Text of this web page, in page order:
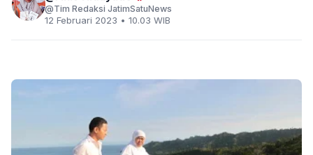
Tim Redaksi JatimSatuNews
12 Februari 2023 • 10.03 WIB